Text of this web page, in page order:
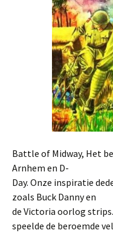
Battle of Midway, Het
Arnhem en D-
Day. Onze inspiratie
zoals Buck Danny en
de Victoria oorlog
speelde de beroemde